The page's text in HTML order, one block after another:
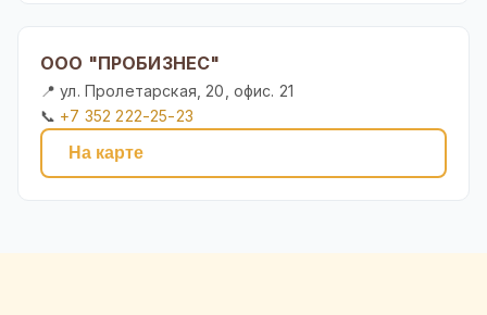
ООО "ПРОБИЗНЕС"
📍 ул. Пролетарская, 20, офис. 21
📞 +7 352 222-25-23
На карте